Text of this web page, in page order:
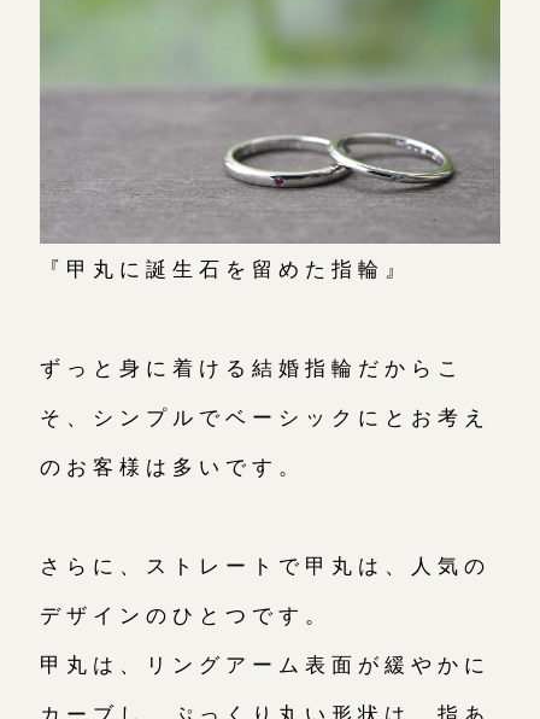
『甲丸に誕生石を留めた指輪』
ずっと身に着ける結婚指輪だからこ
そ、シンプルでベーシックにとお考え
のお客様は多いです。
さらに、ストレートで甲丸は、人気の
デザインのひとつです。
甲丸は、リングアーム表面が緩やかに
カーブし、ぷっくり丸い形状は、指あ